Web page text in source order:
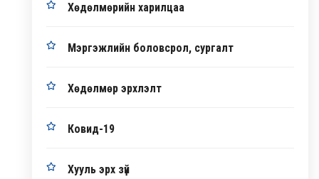
Хөдөлмөрийн харилцаа
Мэргэжлийн боловсрол, сургалт
Хөдөлмөр эрхлэлт
Ковид-19
Хууль эрх зүй